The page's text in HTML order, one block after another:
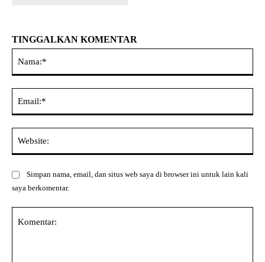
TINGGALKAN KOMENTAR
Simpan nama, email, dan situs web saya di browser ini untuk lain kali
saya berkomentar.